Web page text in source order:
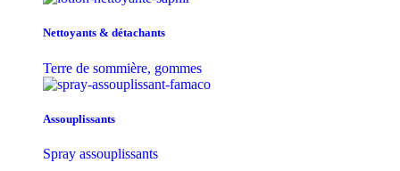
Nettoyants & détachants
Terre de sommière, gommes
Assouplissants
Spray assouplissants